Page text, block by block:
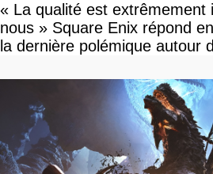
« La qualité est extrêmement
nous » Square Enix répond
la dernière polémique autour